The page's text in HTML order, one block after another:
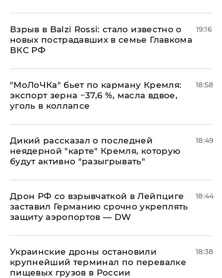
Взрыв в Balzi Rossi: стало известно о
новых пострадавших в семье Главкома
ВКС РФ
19:16
​"МоЛоЧКа" бьет по карману Кремля:
экспорт зерна −37,6 %, масла вдвое,
уголь в коллапсе
18:58
Дикий рассказал о последней
неядерной "карте" Кремля, которую
будут активно "разыгрывать"
18:49
​Дрон РФ со взрывчаткой в Лейпциге
заставил Германию срочно укреплять
защиту аэропортов — DW
18:44
Украинские дроны остановили
крупнейший терминал по перевалке
пищевых грузов в России
18:38